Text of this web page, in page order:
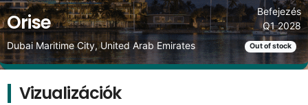
Orise
Dubai Maritime City, United Arab Emirates
Befejezés
Q1 2028
Out of stock
Vizualizációk